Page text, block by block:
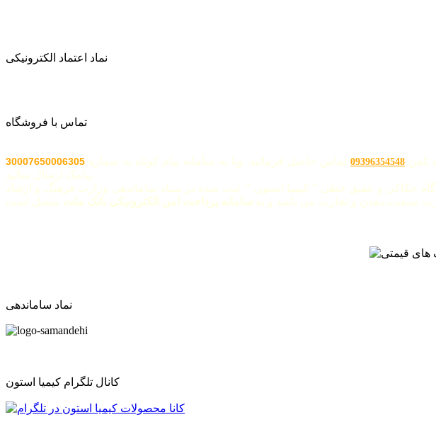
نماد اعتماد الکترونیکی
تماس با فروشگاه
09396354548 تماس حاصل فرمائید. ویا به سامانه پیام کوتاه به شماره 30007650006305
حکاکی و عقیق خطی " کیمیا استون " ثبت شده در ستاد ساماندهی وزارت فرهنگ و ارشاد
صنعت،معدن و تجارت می باشد و به سامانه پرداخت امن الکترونیکی بانک ملت
نماد ساماندهی
کانال تلگرام کیمیا استون